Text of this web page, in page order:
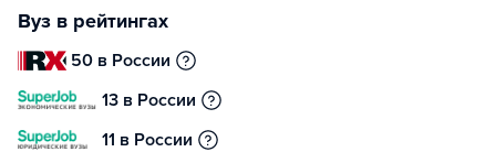
Вуз в рейтингах
50 в России
13 в России
11 в России